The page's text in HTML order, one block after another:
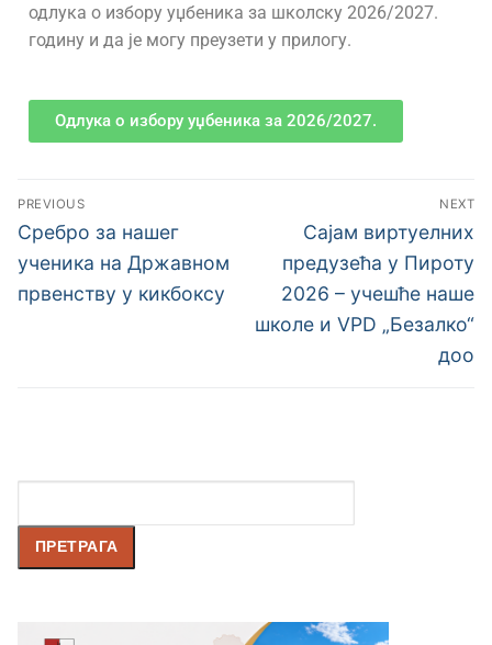
одлука о избору уџбеника за школску 2026/2027.
годину и да је могу преузети у прилогу.
Одлука о избору уџбеника за 2026/2027.
PREVIOUS
Сребро за нашег
ученика на Државном
првенству у кикбоксу
NEXT
Сајам виртуелних
предузећа у Пироту
2026 – учешће наше
школе и VPD „Безалко“
доо
ПРЕТРАГА